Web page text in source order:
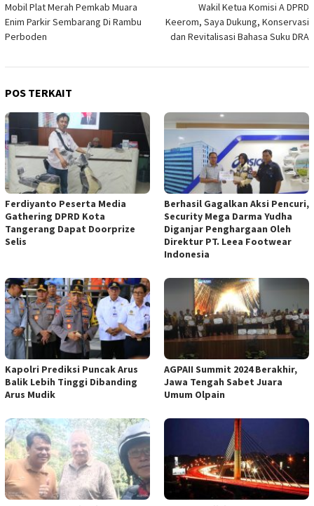
pos
Mobil Plat Merah Pemkab Muara
Enim Parkir Sembarang Di Rambu
Perboden
Wakil Ketua Komisi A DPRD
Keerom, Saya Dukung, Konservasi
dan Revitalisasi Bahasa Suku DRA
POS TERKAIT
Ferdiyanto Peserta Media
Gathering DPRD Kota
Tangerang Dapat Doorprize
Selis
Berhasil Gagalkan Aksi Pencuri,
Security Mega Darma Yudha
Diganjar Penghargaan Oleh
Direktur PT. Leea Footwear
Indonesia
Kapolri Prediksi Puncak Arus
Balik Lebih Tinggi Dibanding
Arus Mudik
AGPAII Summit 2024 Berakhir,
Jawa Tengah Sabet Juara
Umum Olpain